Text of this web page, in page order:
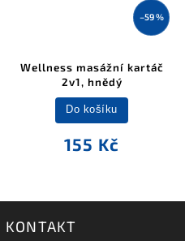
–59 %
Wellness masážní kartáč
2v1, hnědý
155 Kč
Do košíku
KONTAKT